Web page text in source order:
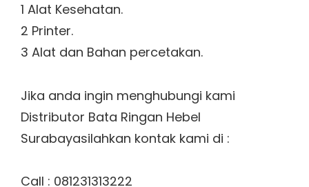
1 Alat Kesehatan.
2 Printer.
3 Alat dan Bahan percetakan.
Jika anda ingin menghubungi kami
Distributor Bata Ringan Hebel
Surabayasilahkan kontak kami di :
Call : 081231313222